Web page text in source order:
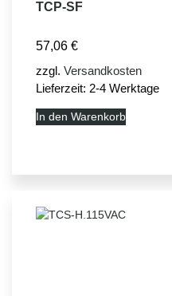
TCP-SF
57,06 €
zzgl. Versandkosten
Lieferzeit: 2-4 Werktage
In den Warenkorb